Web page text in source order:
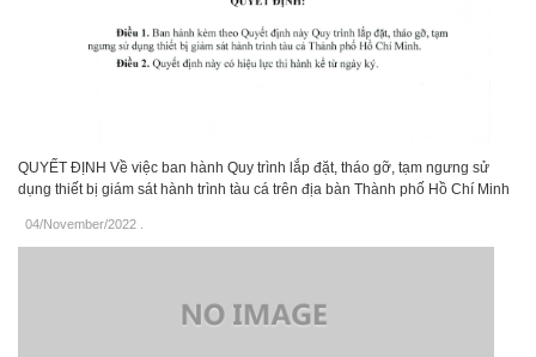
QUYẾT ĐỊNH Về việc ban hành Quy trình lắp đặt, tháo gỡ, tạm ngưng sử
dụng thiết bị giám sát hành trình tàu cá trên địa bàn Thành phố Hồ Chí Minh
04/November/2022